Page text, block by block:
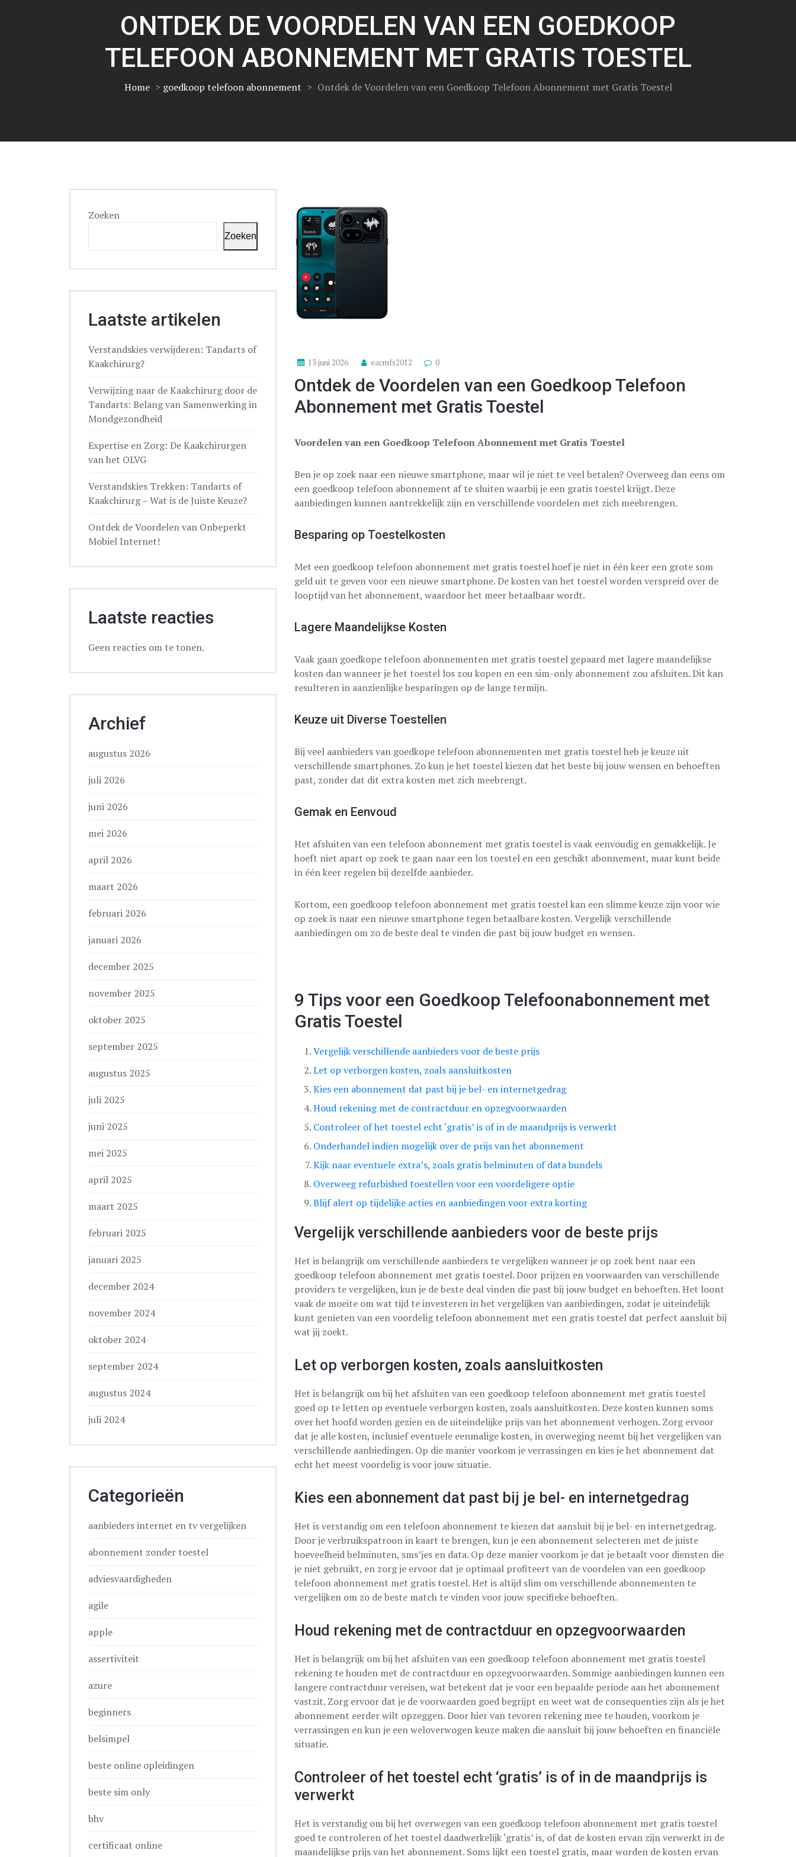
ONTDEK DE VOORDELEN VAN EEN GOEDKOOP
TELEFOON ABONNEMENT MET GRATIS TOESTEL
Home > goedkoop telefoon abonnement > Ontdek de Voordelen van een Goedkoop Telefoon Abonnement met Gratis Toestel
13 juni 2026 eacmfs2012 0
Ontdek de Voordelen van een Goedkoop Telefoon
Abonnement met Gratis Toestel
Voordelen van een Goedkoop Telefoon Abonnement met Gratis Toestel
Ben je op zoek naar een nieuwe smartphone, maar wil je niet te veel betalen? Overweeg dan eens om
een goedkoop telefoon abonnement af te sluiten waarbij je een gratis toestel krijgt. Deze
aanbiedingen kunnen aantrekkelijk zijn en verschillende voordelen met zich meebrengen.
Besparing op Toestelkosten
Met een goedkoop telefoon abonnement met gratis toestel hoef je niet in één keer een grote som
geld uit te geven voor een nieuwe smartphone. De kosten van het toestel worden verspreid over de
looptijd van het abonnement, waardoor het meer betaalbaar wordt.
Lagere Maandelijkse Kosten
Vaak gaan goedkope telefoon abonnementen met gratis toestel gepaard met lagere maandelijkse
kosten dan wanneer je het toestel los zou kopen en een sim-only abonnement zou afsluiten. Dit kan
resulteren in aanzienlijke besparingen op de lange termijn.
Keuze uit Diverse Toestellen
Bij veel aanbieders van goedkope telefoon abonnementen met gratis toestel heb je keuze uit
verschillende smartphones. Zo kun je het toestel kiezen dat het beste bij jouw wensen en behoeften
past, zonder dat dit extra kosten met zich meebrengt.
Gemak en Eenvoud
Het afsluiten van een telefoon abonnement met gratis toestel is vaak eenvoudig en gemakkelijk. Je
hoeft niet apart op zoek te gaan naar een los toestel en een geschikt abonnement, maar kunt beide
in één keer regelen bij dezelfde aanbieder.
Kortom, een goedkoop telefoon abonnement met gratis toestel kan een slimme keuze zijn voor wie
op zoek is naar een nieuwe smartphone tegen betaalbare kosten. Vergelijk verschillende
aanbiedingen om zo de beste deal te vinden die past bij jouw budget en wensen.
9 Tips voor een Goedkoop Telefoonabonnement met
Gratis Toestel
Vergelijk verschillende aanbieders voor de beste prijs
Let op verborgen kosten, zoals aansluitkosten
Kies een abonnement dat past bij je bel- en internetgedrag
Houd rekening met de contractduur en opzegvoorwaarden
Controleer of het toestel echt ‘gratis’ is of in de maandprijs is verwerkt
Onderhandel indien mogelijk over de prijs van het abonnement
Kijk naar eventuele extra’s, zoals gratis belminuten of data bundels
Overweeg refurbished toestellen voor een voordeligere optie
Blijf alert op tijdelijke acties en aanbiedingen voor extra korting
Vergelijk verschillende aanbieders voor de beste prijs
Het is belangrijk om verschillende aanbieders te vergelijken wanneer je op zoek bent naar een
goedkoop telefoon abonnement met gratis toestel. Door prijzen en voorwaarden van verschillende
providers te vergelijken, kun je de beste deal vinden die past bij jouw budget en behoeften. Het loont
vaak de moeite om wat tijd te investeren in het vergelijken van aanbiedingen, zodat je uiteindelijk
kunt genieten van een voordelig telefoon abonnement met een gratis toestel dat perfect aansluit bij
wat jij zoekt.
Let op verborgen kosten, zoals aansluitkosten
Het is belangrijk om bij het afsluiten van een goedkoop telefoon abonnement met gratis toestel
goed op te letten op eventuele verborgen kosten, zoals aansluitkosten. Deze kosten kunnen soms
over het hoofd worden gezien en de uiteindelijke prijs van het abonnement verhogen. Zorg ervoor
dat je alle kosten, inclusief eventuele eenmalige kosten, in overweging neemt bij het vergelijken van
verschillende aanbiedingen. Op die manier voorkom je verrassingen en kies je het abonnement dat
echt het meest voordelig is voor jouw situatie.
Kies een abonnement dat past bij je bel- en internetgedrag
Het is verstandig om een telefoon abonnement te kiezen dat aansluit bij je bel- en internetgedrag.
Door je verbruikspatroon in kaart te brengen, kun je een abonnement selecteren met de juiste
hoeveelheid belminuten, sms’jes en data. Op deze manier voorkom je dat je betaalt voor diensten die
je niet gebruikt, en zorg je ervoor dat je optimaal profiteert van de voordelen van een goedkoop
telefoon abonnement met gratis toestel. Het is altijd slim om verschillende abonnementen te
vergelijken om zo de beste match te vinden voor jouw specifieke behoeften.
Houd rekening met de contractduur en opzegvoorwaarden
Het is belangrijk om bij het afsluiten van een goedkoop telefoon abonnement met gratis toestel
rekening te houden met de contractduur en opzegvoorwaarden. Sommige aanbiedingen kunnen een
langere contractduur vereisen, wat betekent dat je voor een bepaalde periode aan het abonnement
vastzit. Zorg ervoor dat je de voorwaarden goed begrijpt en weet wat de consequenties zijn als je het
abonnement eerder wilt opzeggen. Door hier van tevoren rekening mee te houden, voorkom je
verrassingen en kun je een weloverwogen keuze maken die aansluit bij jouw behoeften en financiële
situatie.
Controleer of het toestel echt ‘gratis’ is of in de maandprijs is
verwerkt
Het is verstandig om bij het overwegen van een goedkoop telefoon abonnement met gratis toestel
goed te controleren of het toestel daadwerkelijk ‘gratis’ is, of dat de kosten ervan zijn verwerkt in de
maandelijkse prijs van het abonnement. Soms lijkt een toestel gratis, maar worden de kosten ervan
Zoeken
Zoeken
Laatste artikelen
Verstandskies verwijderen: Tandarts of
Kaakchirurg?
Verwijzing naar de Kaakchirurg door de
Tandarts: Belang van Samenwerking in
Mondgezondheid
Expertise en Zorg: De Kaakchirurgen
van het OLVG
Verstandskies Trekken: Tandarts of
Kaakchirurg – Wat is de Juiste Keuze?
Ontdek de Voordelen van Onbeperkt
Mobiel Internet!
Laatste reacties
Geen reacties om te tonen.
Archief
augustus 2026
juli 2026
juni 2026
mei 2026
april 2026
maart 2026
februari 2026
januari 2026
december 2025
november 2025
oktober 2025
september 2025
augustus 2025
juli 2025
juni 2025
mei 2025
april 2025
maart 2025
februari 2025
januari 2025
december 2024
november 2024
oktober 2024
september 2024
augustus 2024
juli 2024
Categorieën
aanbieders internet en tv vergelijken
abonnement zonder toestel
adviesvaardigheden
agile
apple
assertiviteit
azure
beginners
belsimpel
beste online opleidingen
beste sim only
bhv
certificaat online